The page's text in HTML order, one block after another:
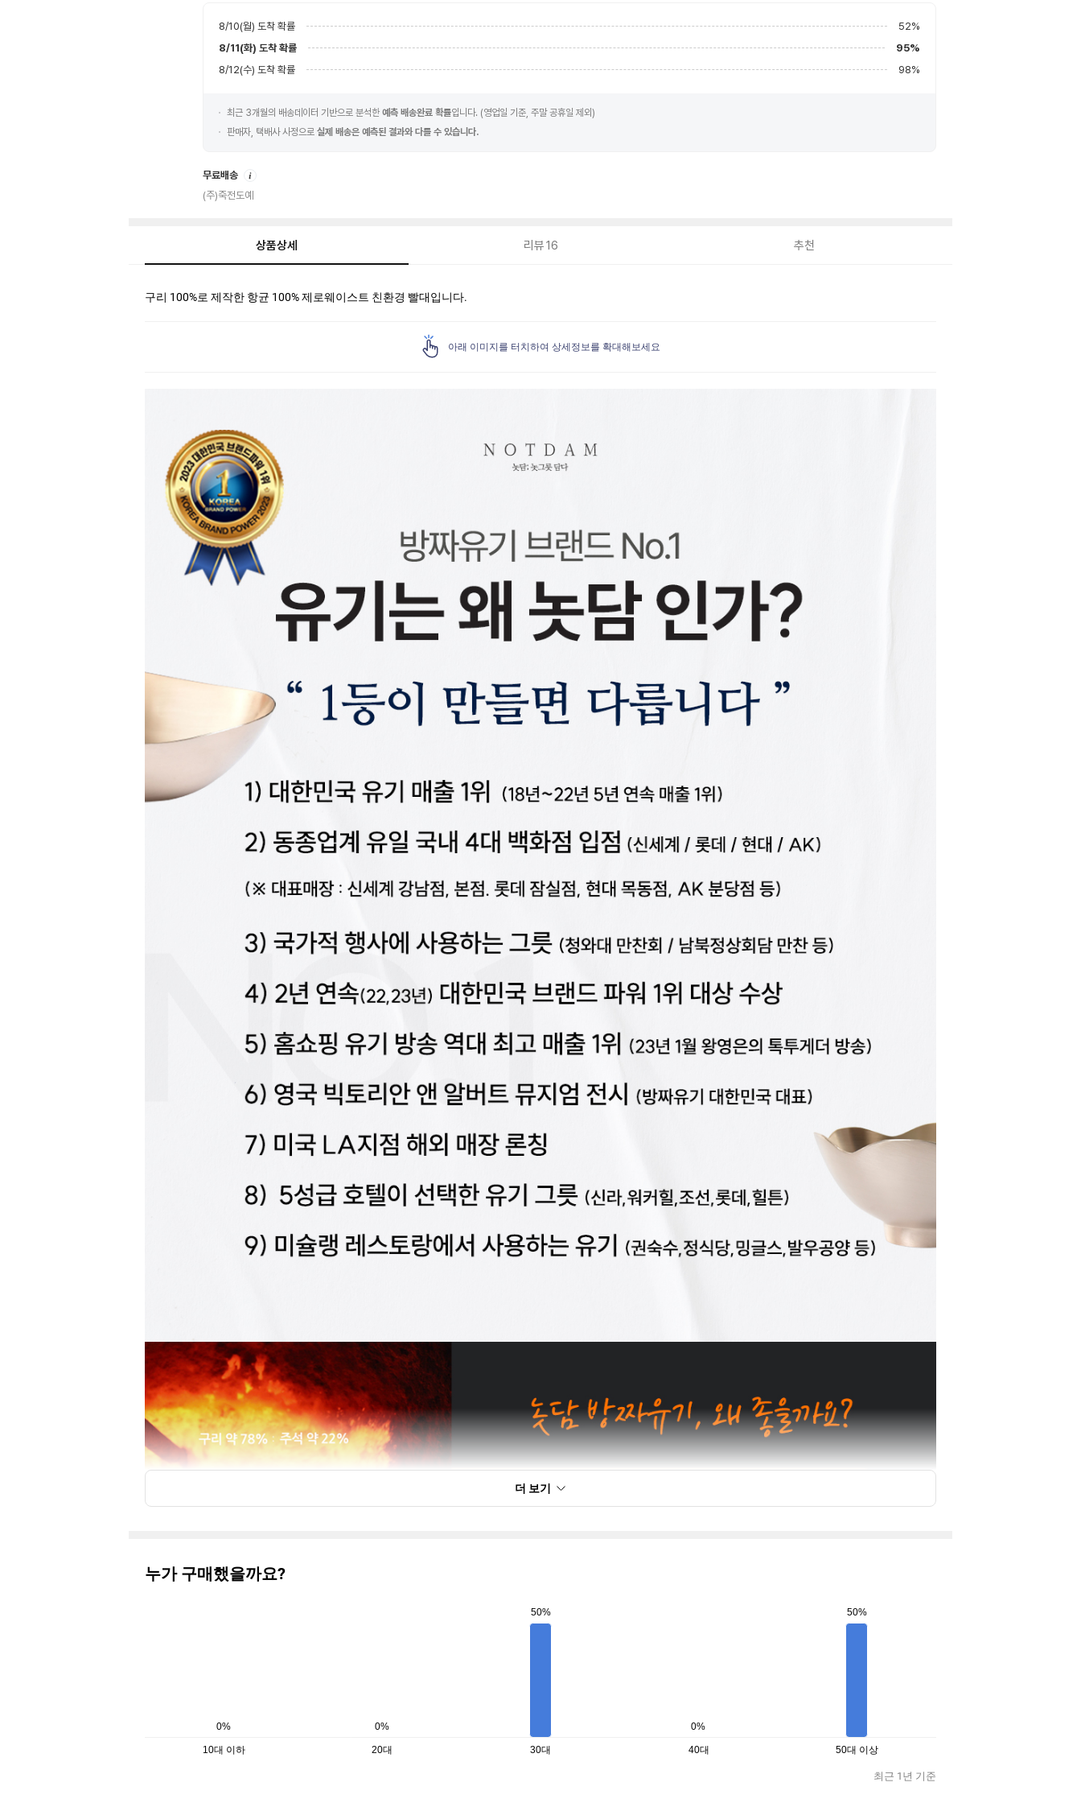
8/10(월) 도착 확률 52%
8/11(화) 도착 확률 95%
8/12(수) 도착 확률 98%
최근 3개월의 배송데이터 기반으로 분석한 예측 배송완료 확률입니다. (영업일 기준, 주말 공휴일 제외)
판매자, 택배사 사정으로 실제 배송은 예측된 결과와 다를 수 있습니다.
무료배송
(주)죽전도예
상품상세 리뷰16 추천
구리 100%로 제작한 항균 100% 제로웨이스트 친환경 빨대입니다.
아래 이미지를 터치하여 상세정보를 확대해보세요
더 보기
누가 구매했을까요?
0% 0%
50%
0%
50%
10대 이하 20대 30대 40대 50대 이상
최근 1년 기준